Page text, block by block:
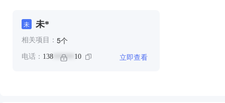
未 未*
相关项目： 5个
电话： 138 ****** 10 立即查看